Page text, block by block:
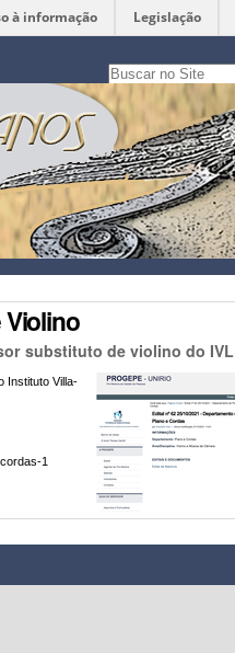
à informação Legislação
Busca
apenas nesta seção
Busca
Avançada…
substituto de violino do IVL
Instituto Villa-
1